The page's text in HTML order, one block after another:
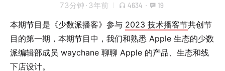
73分钟 · 3年前 4634 · 19
本期节目是《少数派播客》参与 2023 技术播客节共创节
目的第一期，本期节目中，我们和熟悉 Apple 生态的少数
派编辑部成员 waychane 聊聊 Apple 的产品、生态和线
下店设计。